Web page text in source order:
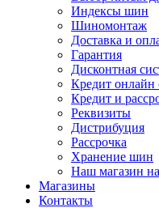
Индексы шин
Шиномонтаж
Доставка и
Гарантия
Дисконтная
Кредит
Кредит и
Реквизиты
Дистрибуция
Рассрочка
Хранение шин
Наш магазин
Магазины
Контакты